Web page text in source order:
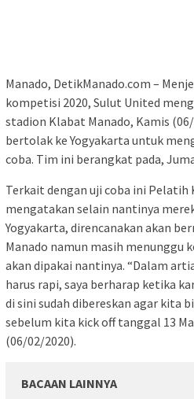
Manado, DetikManado.com –
kompetisi 2020, Sulut United
stadion Klabat Manado, Kamis
bertolak ke Yogyakarta untuk
coba. Tim ini berangkat pada,
Terkait dengan uji coba ini Pelatih
mengatakan selain nantinya
Yogyakarta, direncanakan akan
Manado namun masih menunggu
akan dipakai nantinya. “Dalam
harus rapi, saya berharap ketika
di sini sudah dibereskan agar kita
sebelum kita kick off tanggal 13
(06/02/2020).
BACAAN LAINNYA